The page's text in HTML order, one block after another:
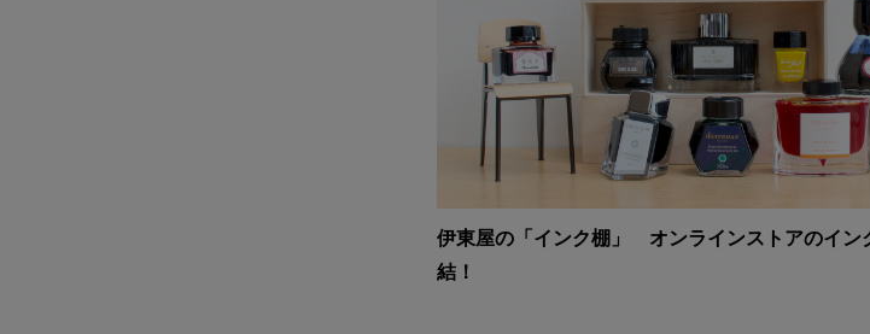
伊東屋の「インク棚」 オンラインストアのイン
結！